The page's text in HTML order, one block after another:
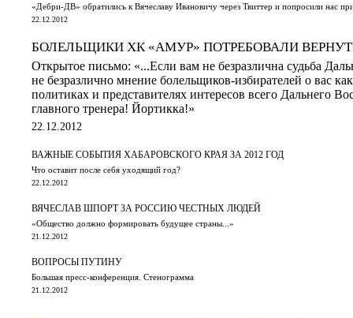
«Дебри-ДВ» обратились к Вячеславу Ивановичу через Твиттер и попросили нас
22.12.2012
БОЛЕЛЬЩИКИ ХК «АМУР» ПОТРЕБОВАЛИ
Открытое письмо: «...Если вам не безразлична судьба
не безразлично мнение болельщиков-избирателей о вас
политиках и представителях интересов всего Дальнего
главного тренера! Йортикка!»
22.12.2012
ВАЖНЫЕ СОБЫТИЯ ХАБАРОВСКОГО КРАЯ ЗА 2012 ГОД
Что оставит после себя уходящий год?
22.12.2012
ВЯЧЕСЛАВ ШПОРТ ЗА РОССИЮ ЧЕСТНЫХ ЛЮДЕЙ
«Общество должно формировать будущее страны...»
21.12.2012
ВОПРОСЫ ПУТИНУ
Большая пресс-конференция. Стенограмма
21.12.2012